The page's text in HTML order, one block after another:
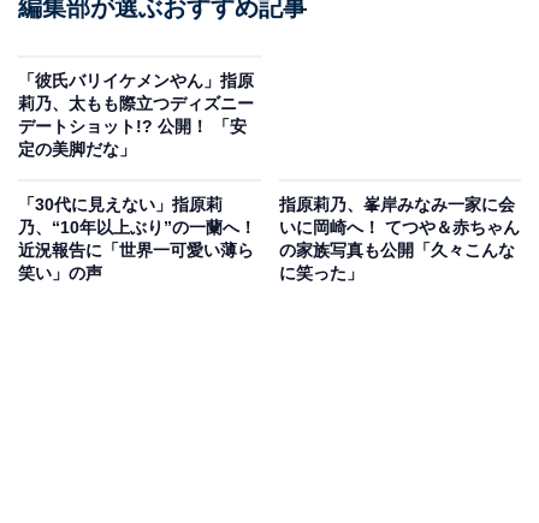
編集部が選ぶおすすめ記事
「彼氏バリイケメンやん」指原
莉乃、太もも際立つディズニー
デートショット!? 公開！ 「安
定の美脚だな」
「30代に見えない」指原莉
乃、“10年以上ぶり”の一蘭へ！
近況報告に「世界一可愛い薄ら
笑い」の声
指原莉乃、峯岸みなみ一家に会
いに岡崎へ！ てつや＆赤ちゃん
の家族写真も公開「久々こんな
に笑った」